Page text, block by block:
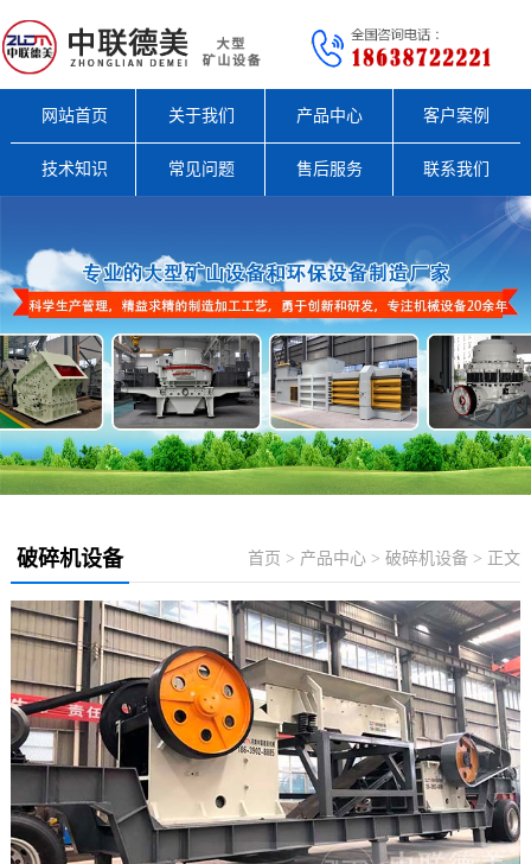
网站首页 关于我们 产品中心 客户案例
技术知识 常见问题 售后服务 联系我们
首页 > 产品中心 >破碎机设备 > 正文
破碎机设备